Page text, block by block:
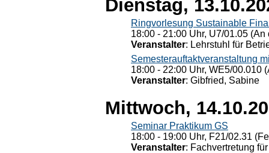
Dienstag,
Ringvorlesung Sustainable
18:00 - 21:00 Uhr, U7/01.05
Veranstalter: Lehrstuhl für
Semesterauftaktveranstaltung
18:00 - 22:00 Uhr, WE5/00.010
Veranstalter: Gibfried, Sabine
Mittwoch,
Seminar Praktikum GS
18:00 - 19:00 Uhr, F21/02.31
Veranstalter: Fachvertretung